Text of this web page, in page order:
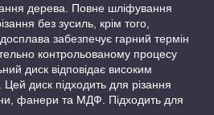
дерева. Повне шліфування
без зусиль, крім того,
забезпечує гарний термін
контрольованому процесу
диск відповідає високим
диск підходить для різання
фанери та МДФ. Підходить для